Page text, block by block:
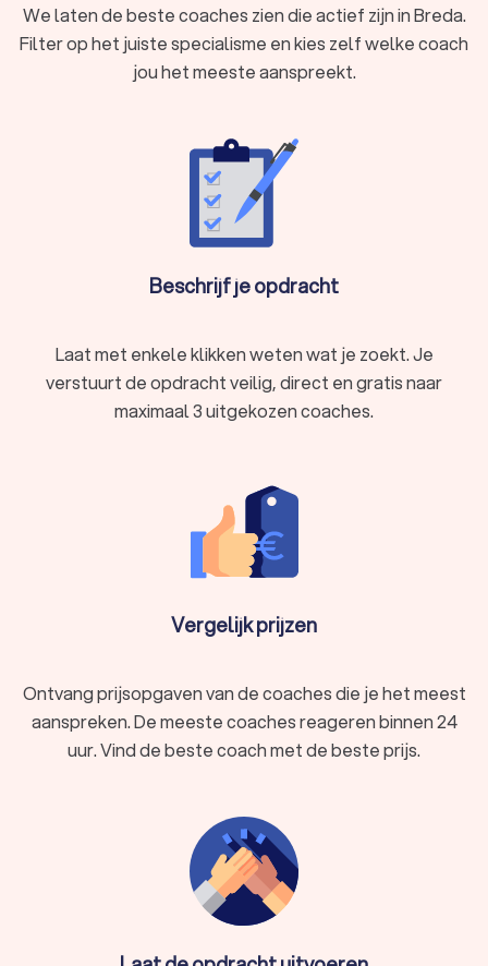
We laten de beste coaches zien die actief zijn in Breda.
Filter op het juiste specialisme en kies zelf welke coach
jou het meeste aanspreekt.
Beschrijf je opdracht
Laat met enkele klikken weten wat je zoekt. Je
verstuurt de opdracht veilig, direct en gratis naar
maximaal 3 uitgekozen coaches.
Vergelijk prijzen
Ontvang prijsopgaven van de coaches die je het meest
aanspreken. De meeste coaches reageren binnen 24
uur. Vind de beste coach met de beste prijs.